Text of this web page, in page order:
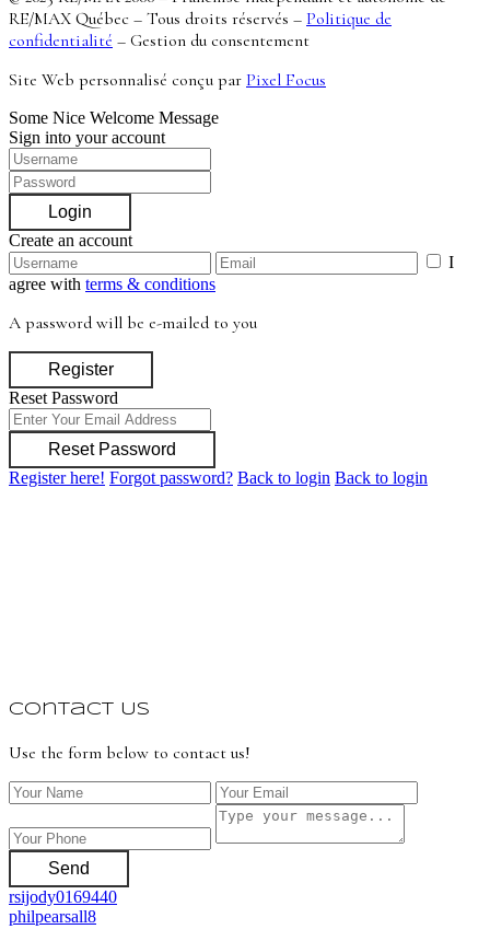
RE/MAX Québec – Tous droits réservés – Politique de
confidentialité – Gestion du consentement
Site Web personnalisé conçu par Pixel Focus
Some Nice Welcome Message
Sign into your account
Login
Create an account
I
agree with terms & conditions
A password will be e-mailed to you
Register
Reset Password
Reset Password
Register here! Forgot password? Back to login Back to login
Contact Us
Use the form below to contact us!
Send
rsijody0169440
philpearsall8